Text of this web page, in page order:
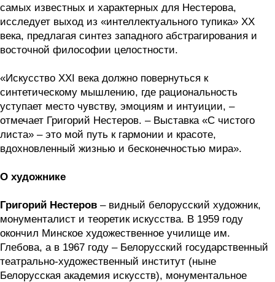
самых известных и характерных для Нестерова,
исследует выход из «интеллектуального тупика» XX
века, предлагая синтез западного абстрагирования и
восточной философии целостности.
«Искусство XXI века должно повернуться к
синтетическому мышлению, где рациональность
уступает место чувству, эмоциям и интуиции, –
отмечает Григорий Нестеров. – Выставка «С чистого
листа» – это мой путь к гармонии и красоте,
вдохновленный жизнью и бесконечностью мира».
О художнике
Григорий Нестеров – видный белорусский художник,
монументалист и теоретик искусства. В 1959 году
окончил Минское художественное училище им.
Глебова, а в 1967 году – Белорусский государственный
театрально-художественный институт (ныне
Белорусская академия искусств), монументальное